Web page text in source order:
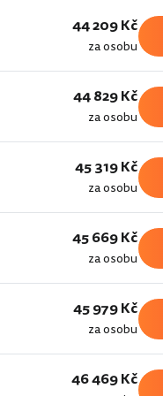
44 209 Kč
za osobu
44 829 Kč
za osobu
45 319 Kč
za osobu
45 669 Kč
za osobu
45 979 Kč
za osobu
46 469 Kč